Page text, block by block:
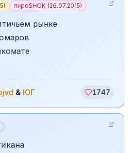
) пироSHOK (26.07.2015)
рынке
& ЮГ 1747